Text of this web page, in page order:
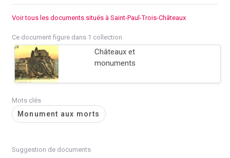
Voir tous les documents situés à Saint-Paul-Trois-Châteaux
Ce document figure dans 1 collection
Châteaux et
monuments
Mots clés
Monument aux morts
Suggestion de documents